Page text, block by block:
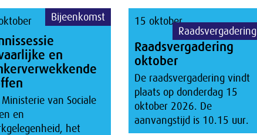
Bijeenkomst
en
Ministerie van Sociale
en
het
15 oktober
Raadsvergadering
Raadsvergadering
oktober
De raadsvergadering vindt
plaats op donderdag 15
oktober 2026. De
aanvangstijd is 10.15 uur.